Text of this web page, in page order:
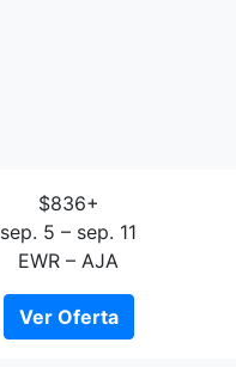
$836+
sep. 5 – sep. 11
EWR – AJA
Ver Oferta